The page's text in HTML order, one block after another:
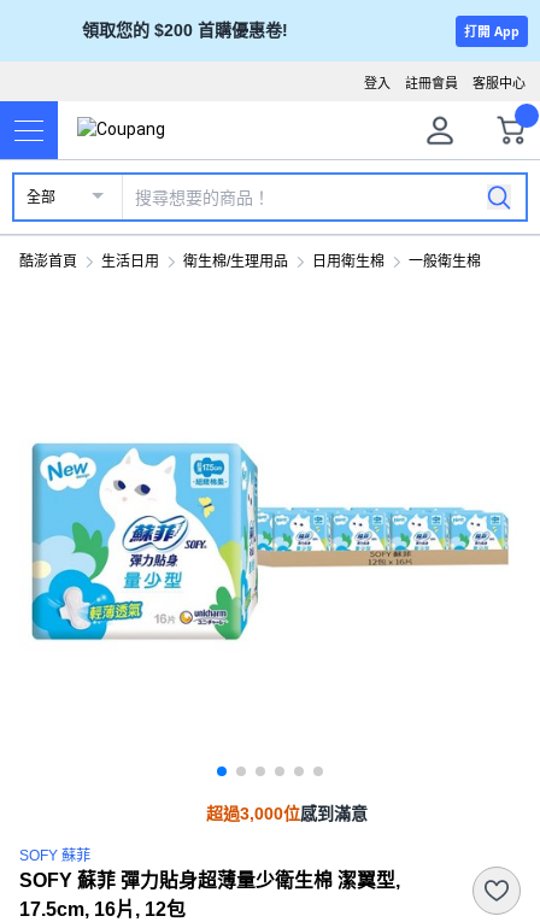
領取您的 $200 首購優惠卷! 打開 App
客服中心
註冊會員
登入
全部
酷澎首頁 生活日用 衛生棉/生理用品 日用衛生棉 一般衛生棉
超過3,000位感到滿意
SOFY 蘇菲
SOFY 蘇菲 彈力貼身超薄量少衛生棉 潔翼型,
17.5cm, 16片, 12包